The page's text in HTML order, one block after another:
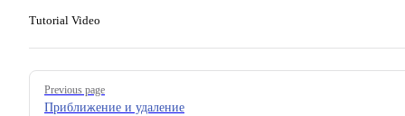
Tutorial Video
Pager
Previous page
Приближение и удаление